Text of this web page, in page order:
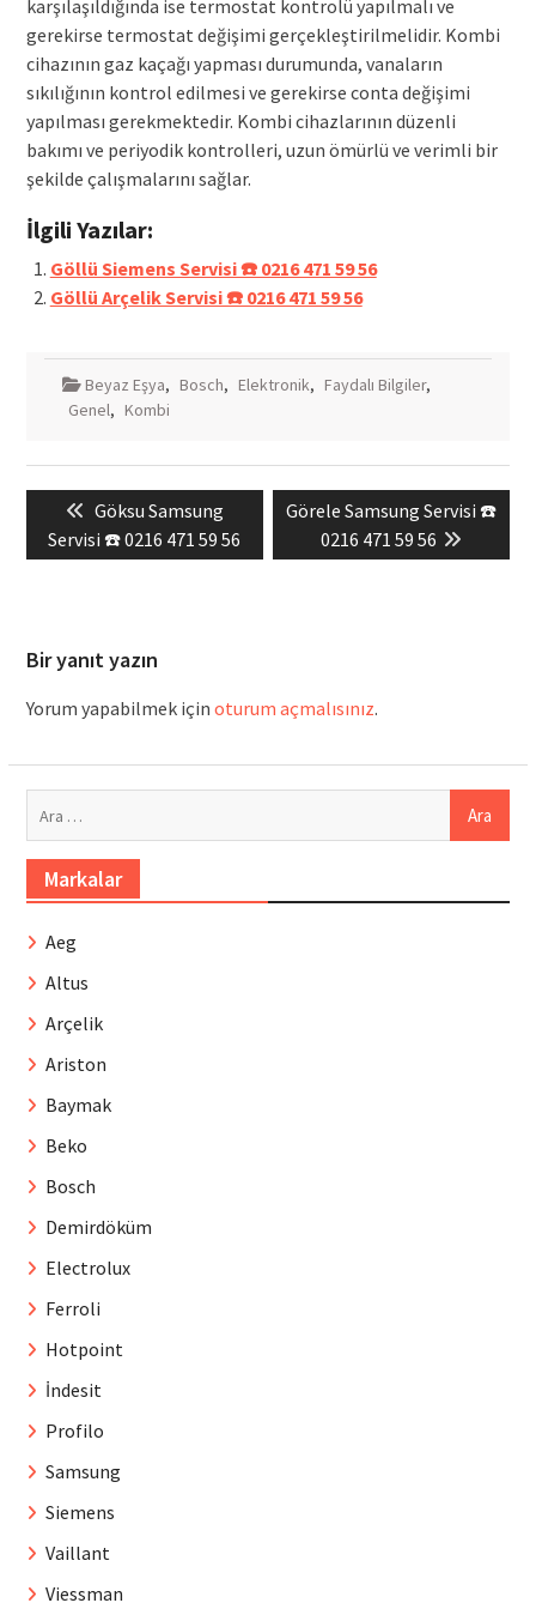
karşılaşıldığında ise termostat kontrolü yapılmalı ve
gerekirse termostat değişimi gerçekleştirilmelidir. Kombi
cihazının gaz kaçağı yapması durumunda, vanaların
sıkılığının kontrol edilmesi ve gerekirse conta değişimi
yapılması gerekmektedir. Kombi cihazlarının düzenli
bakımı ve periyodik kontrolleri, uzun ömürlü ve verimli bir
şekilde çalışmalarını sağlar.
İlgili Yazılar:
Göllü Siemens Servisi ☎️ 0216 471 59 56
Göllü Arçelik Servisi ☎️ 0216 471 59 56
Beyaz Eşya, Bosch, Elektronik, Faydalı Bilgiler,
Genel, Kombi
Yazı
gezinmesiPrevious
post:
Göksu Samsung
Servisi ☎️ 0216 471 59 56
Next
post:
Görele Samsung Servisi ☎️
0216 471 59 56
Bir yanıt yazın
Yorum yapabilmek için oturum açmalısınız.
Markalar
Aeg
Altus
Arçelik
Ariston
Baymak
Beko
Bosch
Demirdöküm
Electrolux
Ferroli
Hotpoint
İndesit
Profilo
Samsung
Siemens
Vaillant
Viessman